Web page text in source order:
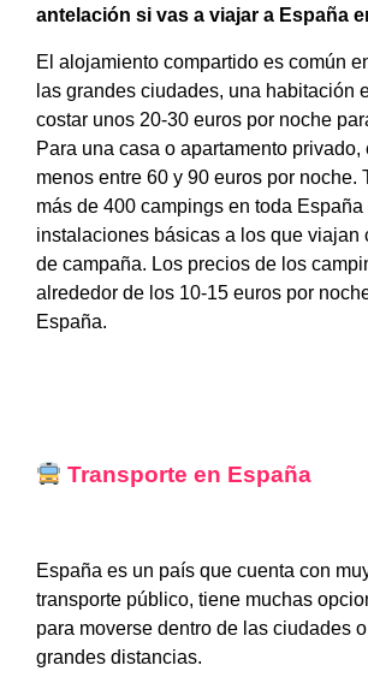
antelación si vas a viajar a España
El alojamiento compartido es común
las grandes ciudades, una habitación
costar unos 20-30 euros por noche
Para una casa o apartamento privado,
menos entre 60 y 90 euros por noche.
más de 400 campings en toda España
instalaciones básicas a los que viajan
de campaña. Los precios de los
alrededor de los 10-15 euros por
España.
Transporte en España
España es un país que cuenta con
transporte público, tiene muchas
para moverse dentro de las ciudades
grandes distancias.